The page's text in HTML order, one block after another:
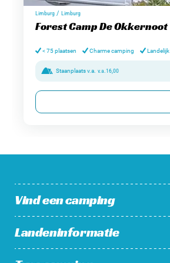
Limburg / Limburg
Forest Camp De Okkernoot
< 75 plaatsen Charme camping Landelijk
Staanplaats v.a. v.a.16,00
Vind een camping
Campings in Nederland
Campings in België
Landeninformatie